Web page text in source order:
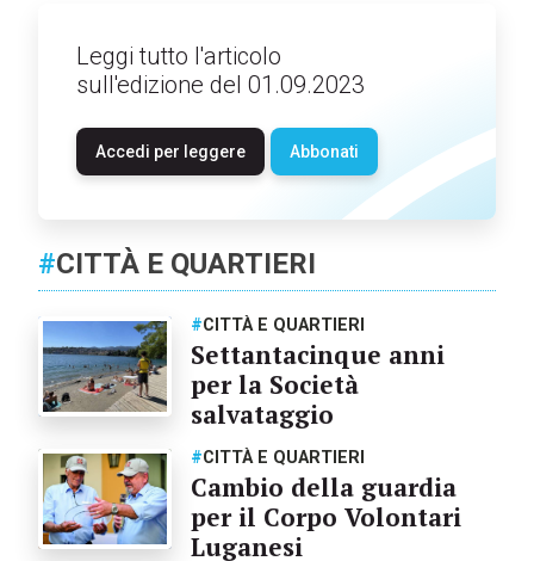
Leggi tutto l'articolo
sull'edizione del 01.09.2023
Accedi per leggere Abbonati
#CITTÀ E QUARTIERI
#CITTÀ E QUARTIERI
Settantacinque anni
per la Società
salvataggio
#CITTÀ E QUARTIERI
Cambio della guardia
per il Corpo Volontari
Luganesi